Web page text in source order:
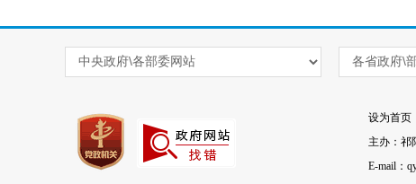
设为首页
主办：祁
E-mail：